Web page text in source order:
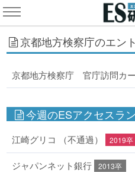
京都地方検察庁のエン
京都地方検察庁 官庁訪問カ
今週のESアクセスラ
江崎グリコ （不通過） 2019卒
ジャパンネット銀行 2013卒